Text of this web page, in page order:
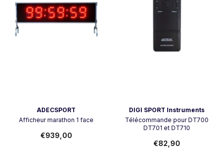
ADECSPORT
Afficheur marathon 1 face
€939,00
Vendor:DIGI SPORT Instruments
Télécommande pour DT700
DT701 et DT710
€82,90